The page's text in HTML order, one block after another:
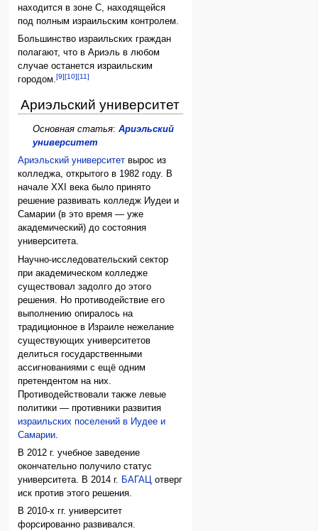
находится в зоне С, находящейся
под полным израильским контролем.
Большинство израильских граждан
полагают, что в Ариэль в любом
случае останется израильским
городом.[9][10][11]
Ариэльский университет
Основная статья: Ариэльский
университет
Ариэльский университет вырос из
колледжа, открытого в 1982 году. В
начале XXI века было принято
решение развивать колледж Иудеи и
Самарии (в это время — уже
академический) до состояния
университета.
Научно-исследовательский сектор
при академическом колледже
существовал задолго до этого
решения. Но противодействие его
выполнению опиралось на
традиционное в Израиле нежелание
существующих университетов
делиться государственными
ассигнованиями с ещё одним
претендентом на них.
Противодействовали также левые
политики — противники развития
израильских поселений в Иудее и
Самарии
В 2012 г. учебное заведение
окончательно получило статус
университета. В 2014 г. БАГАЦ отверг
иск против этого решения.
В 2010-х гг. университет
форсированно развивался.